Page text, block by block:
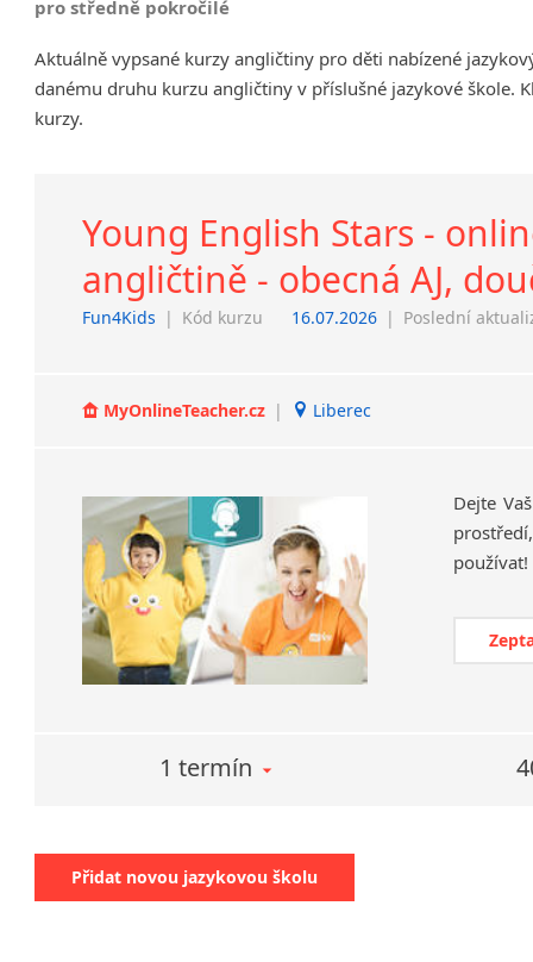
Děčín
Hodonín
Sedlčany
Tišnov
Vysoká nad Labem
pro středně pokročilé
Aktuálně vypsané kurzy angličtiny pro děti nabízené
danému druhu kurzu angličtiny v příslušné jazykové škole.
kurzy.
Young English Stars -
angličtině - obecná AJ,
Fun4Kids | Kód kurzu 16.07.2026 | Poslední
MyOnlineTeacher.cz | Liberec
Dejte
1 termín
Přidat novou jazykovou školu